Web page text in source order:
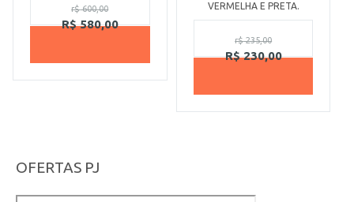
r$600,00
R$580,00
VERMELHA E PRETA.
r$235,00
R$230,00
OFERTAS PJ